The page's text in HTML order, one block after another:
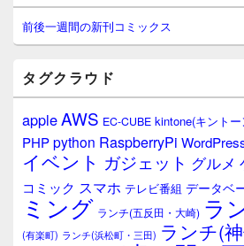
ン
サ
イ
ウ
ィ
ジ
ェ
ア
前後一週間の新刊コミックス
タグクラウド
appleAWS EC-CUBE kintone(キントー
PHPpython RaspberryPi
イベント ガジェット グルメ
コミック スマホ テレビ番組 データベ
ミング ランチ(五反田・大崎) ラ
(有楽町) ランチ(浜松町・三田) ランチ(